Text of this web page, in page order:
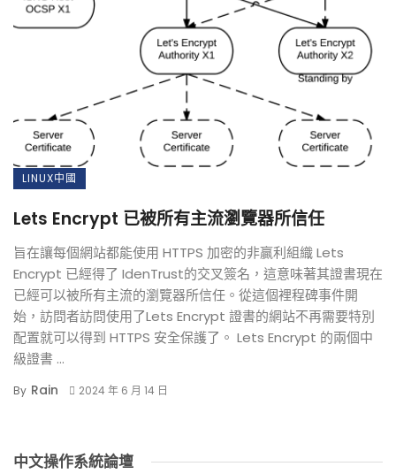
LINUX中國
Lets Encrypt 已被所有主流瀏覽器所信任
旨在讓每個網站都能使用 HTTPS 加密的非贏利組織 Lets
Encrypt 已經得了 IdenTrust的交叉簽名，這意味著其證書現在
已經可以被所有主流的瀏覽器所信任。從這個裡程碑事件開
始，訪問者訪問使用了Lets Encrypt 證書的網站不再需要特別
配置就可以得到 HTTPS 安全保護了。 Lets Encrypt 的兩個中
級證書 ...
By Rain 2024 年 6 月 14 日
中文操作系統論壇